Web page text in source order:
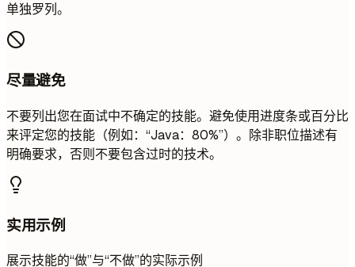
单独罗列。
尽量避免
不要列出您在面试中不确定的技能。避免使用进度条或百分比
来评定您的技能（例如：“Java：80%”）。除非职位描述有
明确要求，否则不要包含过时的技术。
实用示例
展示技能的“做”与“不做”的实际示例